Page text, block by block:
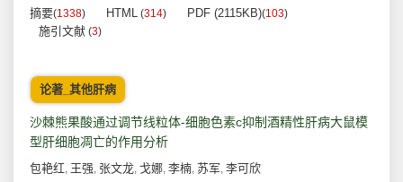
摘要(1338) HTML (314) PDF (2115KB)(103)
施引文献 (3)
论著_其他肝病
沙棘熊果酸通过调节线粒体-细胞色素c抑制酒精性肝病大鼠模
型肝细胞凋亡的作用分析
包艳红, 王强, 张文龙, 戈娜, 李楠, 苏军, 李可欣